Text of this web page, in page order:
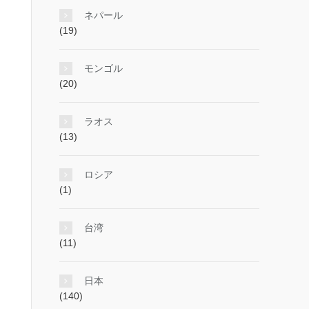
ネパール
(19)
モンゴル
(20)
ラオス
(13)
ロシア
(1)
台湾
(11)
日本
(140)